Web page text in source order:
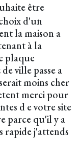
être
d'un
la maison a
à la
plaque
ville passe a
moins cher
merci pour
d e votre site
parce qu'il y a
rapide j'attends